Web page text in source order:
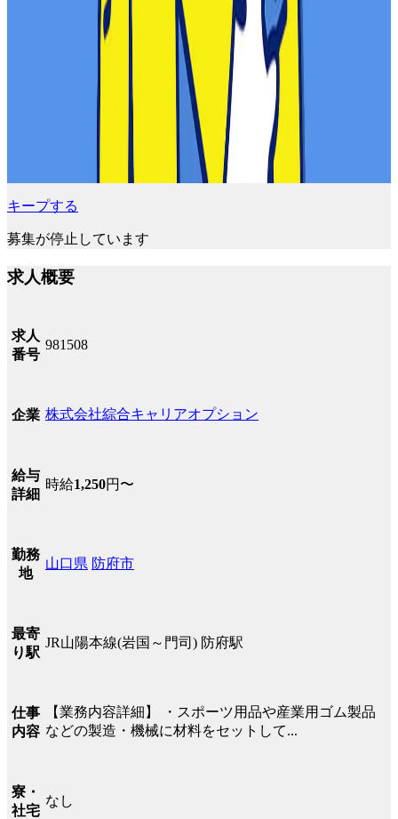
キープする
募集が停止しています
求人概要
求人
番号
981508
企業 株式会社綜合キャリアオプション
給与
詳細
時給1,250円〜
勤務
地
山口県 防府市
最寄
り駅
JR山陽本線(岩国～門司) 防府駅
仕事
内容
【業務内容詳細】 ・スポーツ用品や産業用ゴム製品
などの製造・機械に材料をセットして...
寮・
社宅
なし